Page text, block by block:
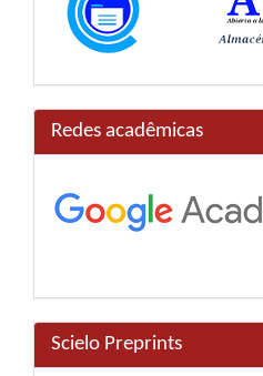
Redes acadêmicas
Scielo Preprints